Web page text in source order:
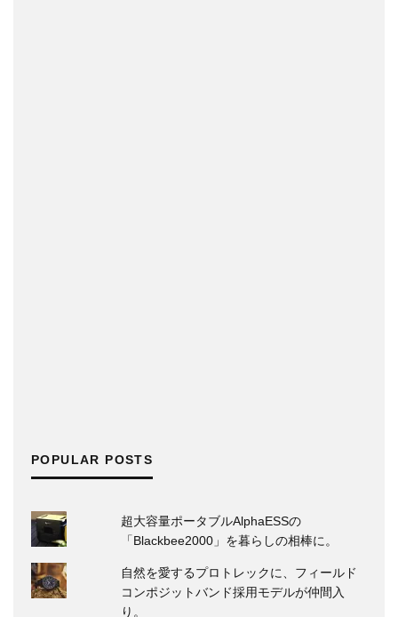
POPULAR POSTS
超大容量ポータブルAlphaESSの
「Blackbee2000」を暮らしの相棒に。
自然を愛するプロトレックに、フィールド
コンポジットバンド採用モデルが仲間入
り。